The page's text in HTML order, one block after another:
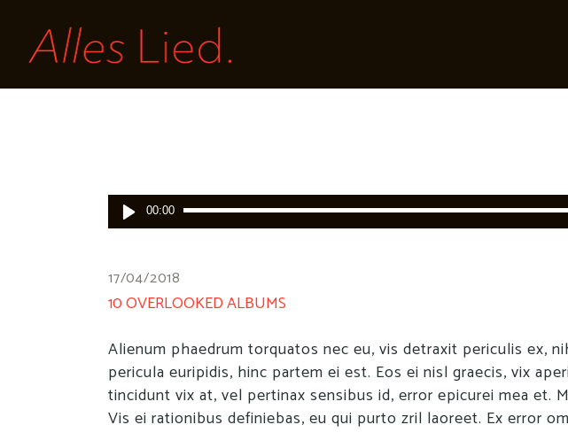
Audio-
Player
00:00
17/04/2018
10 OVERLOOKED ALBUMS
Alienum phaedrum torquatos nec eu, vis detraxit periculis ex,
pericula euripidis, hinc partem ei est. Eos ei nisl graecis, vix
tincidunt vix at, vel pertinax sensibus id, error epicurei mea et.
Vis ei rationibus definiebas, eu qui purto zril laoreet. Ex error